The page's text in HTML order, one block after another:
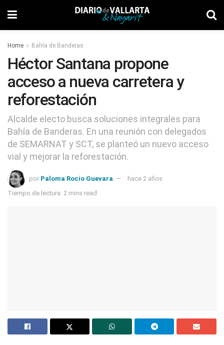
Home Bahía de Banderas
Héctor Santana propone
acceso a nueva carretera y
reforestación
Alcalde electo busca soluciones integrales para
Bahía de Banderas. En una reunión con delegados
de SEMARNAT y SCT, se planteó un nuevo acceso
vial y mejorar la reforestación.
por Paloma Rocío Guevara
hace 2 años
Tiempo de lectura: 2 mins read